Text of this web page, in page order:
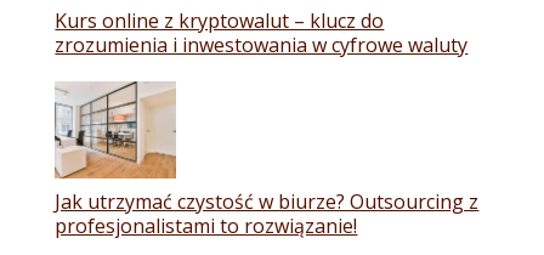
Kurs online z kryptowalut – klucz do
zrozumienia i inwestowania w cyfrowe waluty
Jak utrzymać czystość w biurze? Outsourcing z
profesjonalistami to rozwiązanie!